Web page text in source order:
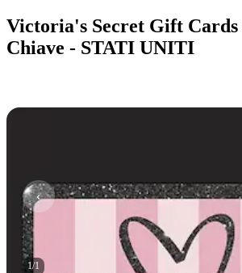
Victoria's Secret Gift Cards
Chiave - STATI UNITI
1/1